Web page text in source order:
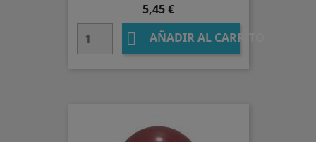
Precio
5,45 €
 AÑADIR AL CARRITO